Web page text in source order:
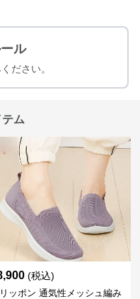
ル
ださい。
ム
(税込)
ッポン 通気性メッシュ編み